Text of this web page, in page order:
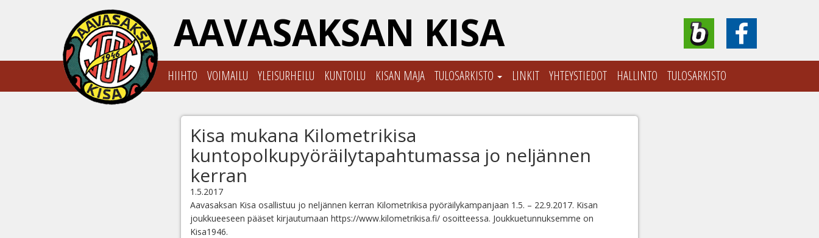
AAVASAKSAN KISA
HIIHTO VOIMAILU YLEISURHEILU KUNTOILU KISAN MAJA TULOSARKISTO LINKIT YHTEYSTIEDOT HALLINTO TULOSARKISTO
Kisa mukana Kilometrikisa
kuntopolkupyöräilytapahtumassa jo neljännen
kerran
1.5.2017
Aavasaksan Kisa osallistuu jo neljännen kerran Kilometrikisa pyöräilykampanjaan 1.5. – 22.9.2017. Kisan
joukkueeseen pääset kirjautumaan https://www.kilometrikisa.fi/ osoitteessa. Joukkuetunnuksemme on
Kisa1946.